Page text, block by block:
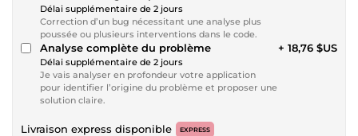
Délai supplémentaire de 2 jours
Correction d’un bug nécessitant une analyse plus
poussée ou plusieurs interventions dans le code.
Analyse complète du problème
Délai supplémentaire de 2 jours
Je vais analyser en profondeur votre application
pour identifier l’origine du problème et proposer une
solution claire.
+ 18,76 $US
Livraison express disponible EXPRESS